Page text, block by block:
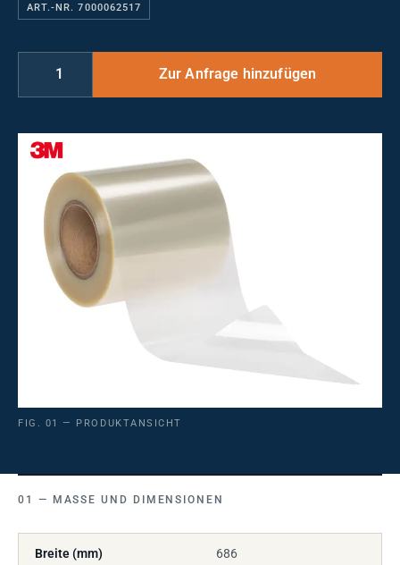
ART.-NR. 7000062517
FIG. 01 — PRODUKTANSICHT
MASSE UND DIMENSIONEN
Breite (mm) 686